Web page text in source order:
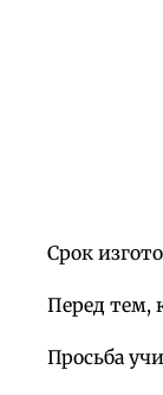
Срок
Перед тем,
Просьба